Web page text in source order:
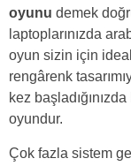
oyunu demek
laptoplarınızda
oyun sizin için
rengârenk
kez
oyundur.
Çok fazla sistem